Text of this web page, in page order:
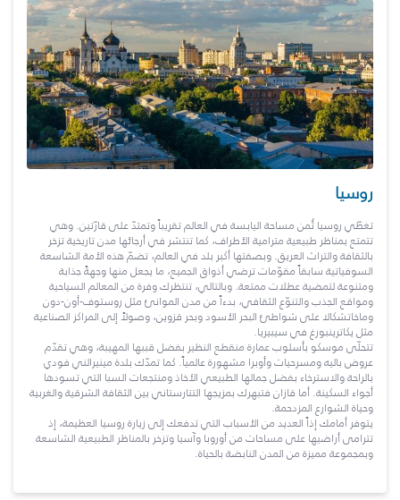
روسيا
تغطّي روسيا ثُمن مساحة اليابسة في العالم تقريباً وتمتدّ على قارّتين. وهي
تتمتع بمناظر طبيعية مترامية الأطراف، كما تنتشر في أرجائها مدن تاريخية تزخر
بالثقافة والتراث العريق. وبصفتها أكبر بلد في العالم، تضمّ هذه الأمة الشاسعة
السوفياتية سابقاً مقوّمات ترضي أذواق الجميع، ما يجعل منها وجهةً جذابة
ومتنوعة لتمضية عطلات ممتعة. وبالتالي، تنتظرك وفرة من المعالم السياحية
ومواقع الجذب والتنوّع الثقافي، بدءاً من مدن الموانئ مثل روستوف-أون-دون
وماخاتشكالا على شواطئ البحر الأسود وبحر قزوين، وصولاً إلى المراكز الصناعية
مثل يكاترينبورغ في سيبيريا.
تتحلّى موسكو بأسلوب عمارة منقطع النظير بفضل قببها المهيبة، وهي تقدّم
عروض باليه ومسرحيات وأوبرا مشهورة عالمياً. كما تمدّك بلدة مينيرالني فودي
بالراحة والاسترخاء بفضل جمالها الطبيعي الأخاذ ومنتجعات السبا التي تسودها
أجواء السكينة. أما قازان فتبهرك بمزيجها التتارستاني بين الثقافة الشرقية والغربية
وحياة الشوارع المزدحمة.
يتوفر أمامك إذاً العديد من الأسباب التي تدفعك إلى زيارة روسيا العظيمة، إذ
تترامى أراضيها على مساحات من أوروبا وآسيا وتزخر بالمناظر الطبيعية الشاسعة
وبمجموعة مميزة من المدن النابضة بالحياة.